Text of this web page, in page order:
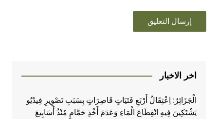
اخر الاخبار
الْجَزَائِرُ: اِعْتِقَالُ أَرْبَعِ فَتَيَاتٍ قَاصِرَاتٍ بِسَبَبِ تَصْوِيرِ فِيدْيُو
يَشْتَكِينَ فِيهِ انْقِطَاعَ الْمَاءِ وَعَدَمَ أَخْذِ حَمَّامٍ مُنْذُ أَسَابِيعَ